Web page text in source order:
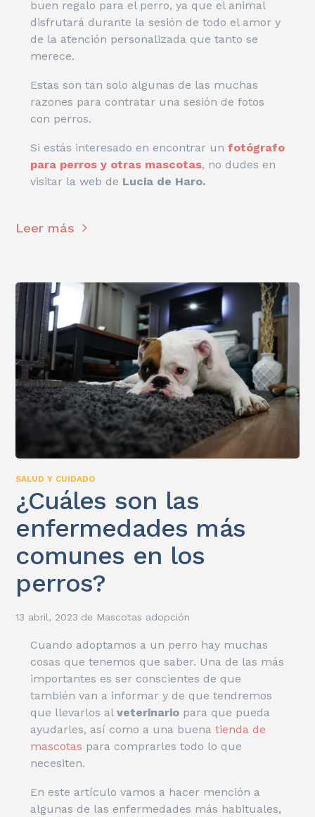
buen regalo para el perro, ya que el animal
disfrutará durante la sesión de todo el amor y
de la atención personalizada que tanto se
merece.
Estas son tan solo algunas de las muchas
razones para contratar una sesión de fotos
con perros.
Si estás interesado en encontrar un fotógrafo
para perros y otras mascotas, no dudes en
visitar la web de Lucia de Haro.
Leer más
SALUD Y CUIDADO
¿Cuáles son las
enfermedades más
comunes en los
perros?
13 abril, 2023 de Mascotas adopción
Cuando adoptamos a un perro hay muchas
cosas que tenemos que saber. Una de las más
importantes es ser conscientes de que
también van a informar y de que tendremos
que llevarlos al veterinariopara que pueda
ayudarles, así como a una buena tienda de
mascotas para comprarles todo lo que
necesiten.
En este artículo vamos a hacer mención a
algunas de las enfermedades más habituales,